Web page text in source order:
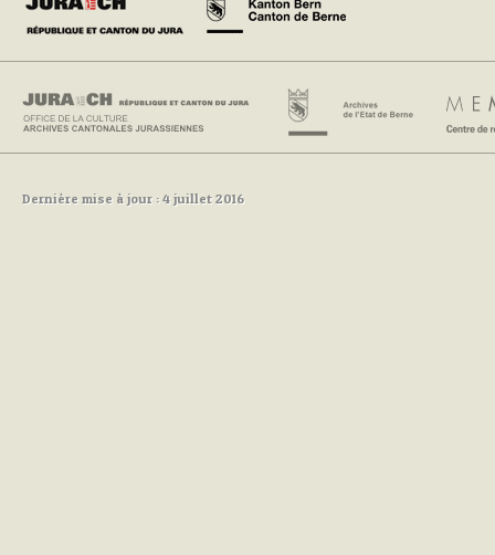
Dernière mise à jour : 4 juillet 2016